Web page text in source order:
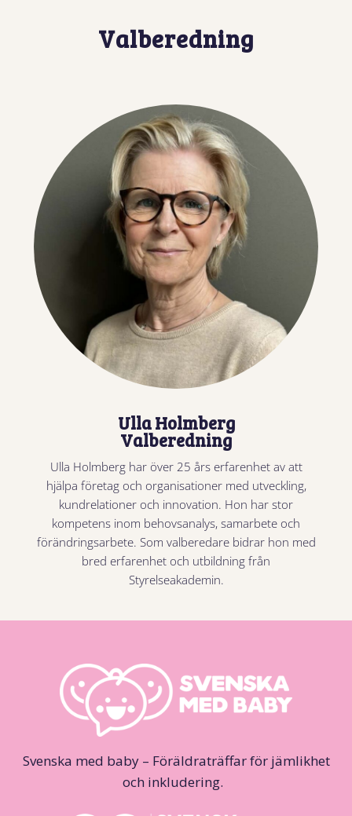
Valberedning
Ulla Holmberg
Valberedning
Ulla Holmberg har över 25 års erfarenhet av att
hjälpa företag och organisationer med utveckling,
kundrelationer och innovation. Hon har stor
kompetens inom behovsanalys, samarbete och
förändringsarbete. Som valberedare bidrar hon med
bred erfarenhet och utbildning från
Styrelseakademin.
Svenska med baby – Föräldraträffar för jämlikhet
och inkludering.